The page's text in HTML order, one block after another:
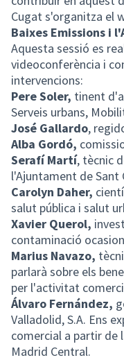
Cugat s'organitza el
Baixes Emissions i
Aquesta sessió es
videoconferència i
intervencions:
Pere Soler, tinent
Serveis urbans,
José Gallardo,
Alba Gordó,
Serafí Martí, tècnic
l'Ajuntament de Sant
Carolyn Daher,
salut pública i salut
Xavier Querol,
contaminació
Marius Navazo,
parlarà sobre els
per l'activitat
Álvaro Fernández,
Valladolid, S.A. Ens
comercial a partir de
Madrid Central.